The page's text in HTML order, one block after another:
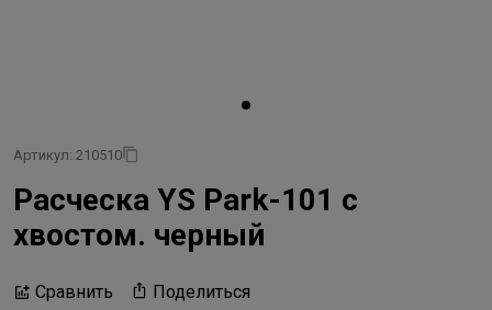
Артикул: 210510
Расческа YS Park-101 с
хвостом. черный
Сравнить Поделиться